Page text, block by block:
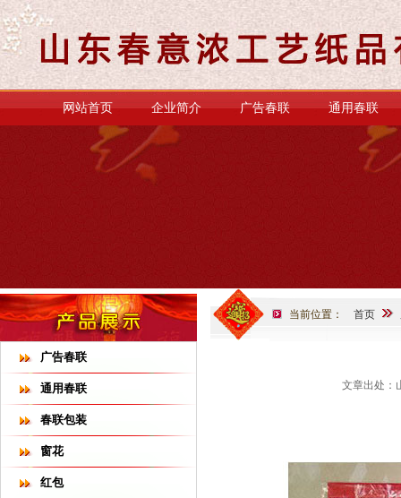
网站首页 企业简介 广告春联 通用春联
广告春联
通用春联
春联包装
窗花
红包
当前位置： 首页
文章出处